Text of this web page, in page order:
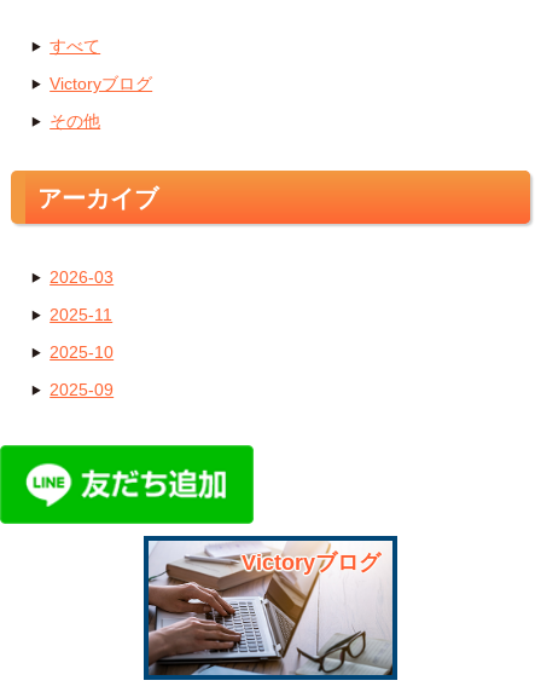
すべて
Victoryブログ
その他
アーカイブ
2026-03
2025-11
2025-10
2025-09
Victoryブログ